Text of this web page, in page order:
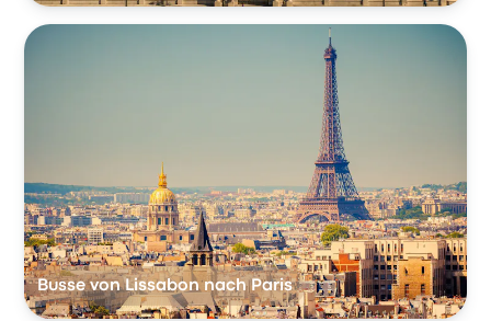
Busse von Lissabon nach Paris